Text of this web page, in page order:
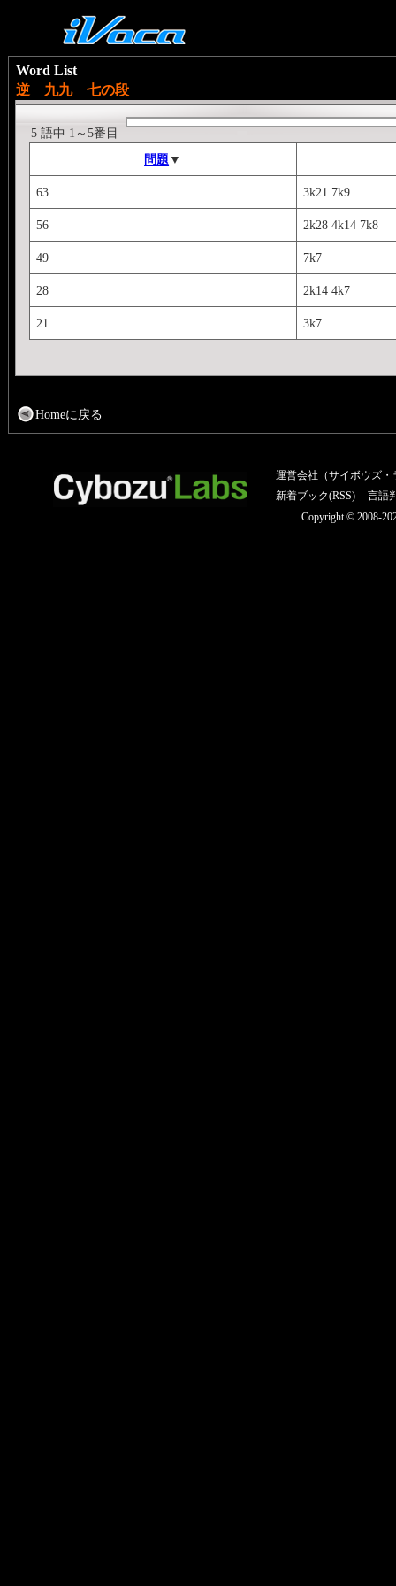
Word List
逆 九九 七の段
5 語中 1～5番目
問題 ▼
63 3k21 7k9
56 2k28 4k14 7k8
49 7k7
28 2k14 4k7
21 3k7
Homeに戻る
運営会社（サイボウズ・
新着ブック(RSS)
言語
Copyright © 2008-